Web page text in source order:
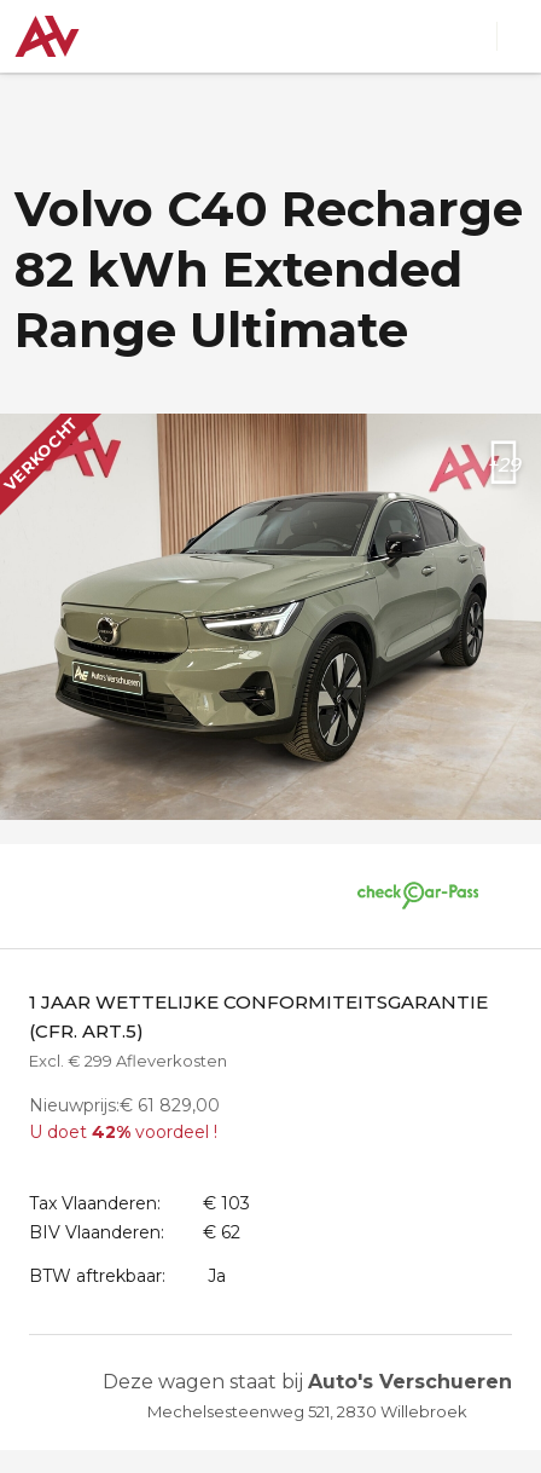
Volvo C40 Recharge
82 kWh Extended
Range Ultimate
VERKOCHT +29
1 JAAR WETTELIJKE CONFORMITEITSGARANTIE
(CFR. ART.5)
Excl. € 299 Afleverkosten
Nieuwprijs:€ 61 829,00
U doet 42% voordeel !
Tax Vlaanderen:
€ 103
BIV Vlaanderen:
€ 62
BTW aftrekbaar:
Ja
Deze wagen staat bij Auto's Verschueren
Mechelsesteenweg 521, 2830 Willebroek